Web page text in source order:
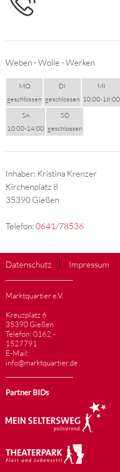
Weben - Wolle - Werken
MO
geschlossen
DI
geschlossen
MI
10:00-18:00
SA
10:00-14:00
SO
geschlossen
Inhaber: Kristina Krenzer
Kirchenplatz 8
35390 Gießen
Telefon:0641/78536
Datenschutz Impressum
Marktquartier e.V.
Kreuzplatz 6
35390 Gießen
Telefon: 0162 -
1527791
E-Mail:
info@marktquartier.de
Partner BIDs